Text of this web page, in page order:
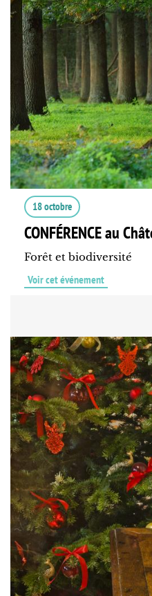
18 octobre
CONFÉRENCE au
Forêt et biodiversité
Voir cet événement